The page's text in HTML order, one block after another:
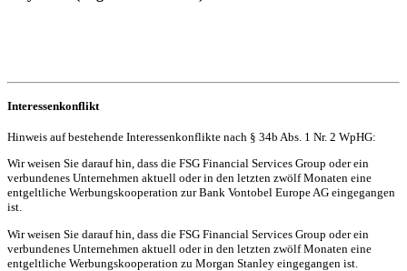
Interessenkonflikt
Hinweis auf bestehende Interessenkonflikte nach § 34b Abs. 1 Nr. 2 WpHG:
Wir weisen Sie darauf hin, dass die FSG Financial Services Group oder ein
verbundenes Unternehmen aktuell oder in den letzten zwölf Monaten eine
entgeltliche Werbungskooperation zur Bank Vontobel Europe AG eingegangen
ist.
Wir weisen Sie darauf hin, dass die FSG Financial Services Group oder ein
verbundenes Unternehmen aktuell oder in den letzten zwölf Monaten eine
entgeltliche Werbungskooperation zu Morgan Stanley eingegangen ist.